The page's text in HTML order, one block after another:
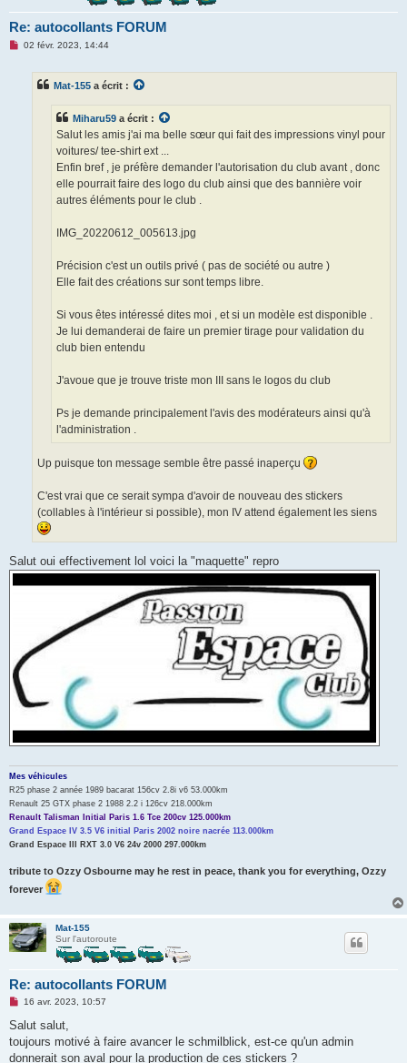
Re: autocollants FORUM
M02 févr. 2023, 14:44
Mat-155 a écrit :
Miharu59 a écrit :
Salut les amis j'ai ma belle sœur qui fait des impressions vinyl pour
voitures/ tee-shirt ext ...
Enfin bref , je préfère demander l'autorisation du club avant , donc
elle pourrait faire des logo du club ainsi que des bannière voir
autres éléments pour le club .
IMG_20220612_005613.jpg
Précision c'est un outils privé ( pas de société ou autre )
Elle fait des créations sur sont temps libre.
Si vous êtes intéressé dites moi , et si un modèle est disponible .
Je lui demanderai de faire un premier tirage pour validation du
club bien entendu
J'avoue que je trouve triste mon III sans le logos du club
Ps je demande principalement l'avis des modérateurs ainsi qu'à
l'administration .
Up puisque ton message semble être passé inaperçu
C'est vrai que ce serait sympa d'avoir de nouveau des stickers
(collables à l'intérieur si possible), mon IV attend également les siens
Salut oui effectivement lol voici la "maquette" repro
Mes véhicules
R25 phase 2 année 1989 bacarat 156cv 2.8i v6 53.000km
Renault 25 GTX phase 2 1988 2.2 i 126cv 218.000km
Renault Talisman Initial Paris 1.6 Tce 200cv 125.000km
Grand Espace IV 3.5 V6 initial Paris 2002 noire nacrée 113.000km
Grand Espace III RXT 3.0 V6 24v 2000 297.000km
tribute to Ozzy Osbourne may he rest in peace, thank you for everything, Ozzy
forever
Mat-155
Sur l'autoroute
Re: autocollants FORUM
M
s
a
g
16 avr. 2023, 10:57
Salut salut,
toujours motivé à faire avancer le schmilblick, est-ce qu'un admin
donnerait son aval pour la production de ces stickers ?